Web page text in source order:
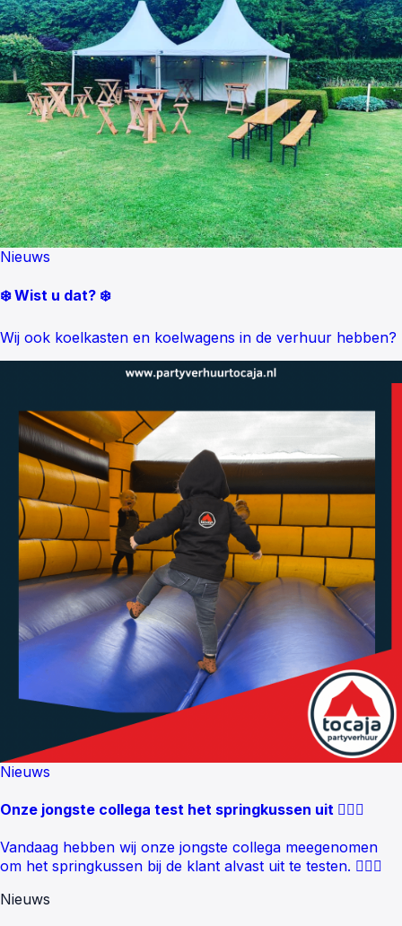
Nieuws
❄️ Wist u dat? ❄️
Wij ook koelkasten en koelwagens in de verhuur hebben?
Nieuws
Onze jongste collega test het springkussen uit 🤸🏻‍♂️
Vandaag hebben wij onze jongste collega meegenomen
om het springkussen bij de klant alvast uit te testen. 🤸🏻‍♂️
Nieuws